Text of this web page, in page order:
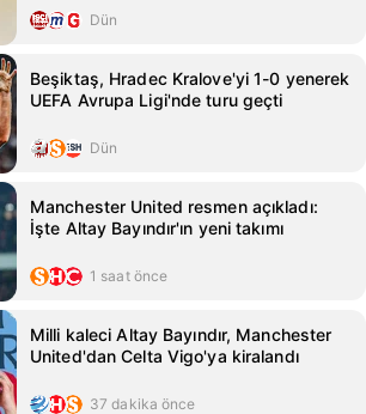
Dün
Beşiktaş, Hradec Kralove'yi 1-0 yenerek
UEFA Avrupa Ligi'nde turu geçti
Dün
Manchester United resmen açıkladı:
İşte Altay Bayındır'ın yeni takımı
1 saat önce
Milli kaleci Altay Bayındır, Manchester
United'dan Celta Vigo'ya kiralandı
37 dakika önce